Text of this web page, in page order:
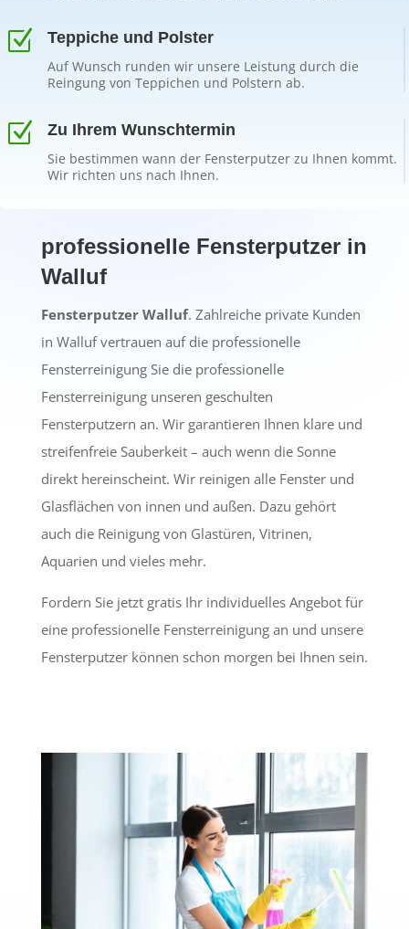
Z Teppiche und Polster
Auf Wunsch runden wir unsere Leistung durch die
Reingung von Teppichen und Polstern ab.
Z Zu Ihrem Wunschtermin
Sie bestimmen wann der Fensterputzer zu Ihnen kommt.
Wir richten uns nach Ihnen.
professionelle Fensterputzer in
Walluf
Fensterputzer Walluf. Zahlreiche private Kunden
in Walluf vertrauen auf die professionelle
Fensterreinigung Sie die professionelle
Fensterreinigung unseren geschulten
Fensterputzern an. Wir garantieren Ihnen klare und
streifenfreie Sauberkeit – auch wenn die Sonne
direkt hereinscheint. Wir reinigen alle Fenster und
Glasflächen von innen und außen. Dazu gehört
auch die Reinigung von Glastüren, Vitrinen,
Aquarien und vieles mehr.
Fordern Sie jetzt gratis Ihr individuelles Angebot für
eine professionelle Fensterreinigung an und unsere
Fensterputzer können schon morgen bei Ihnen sein.